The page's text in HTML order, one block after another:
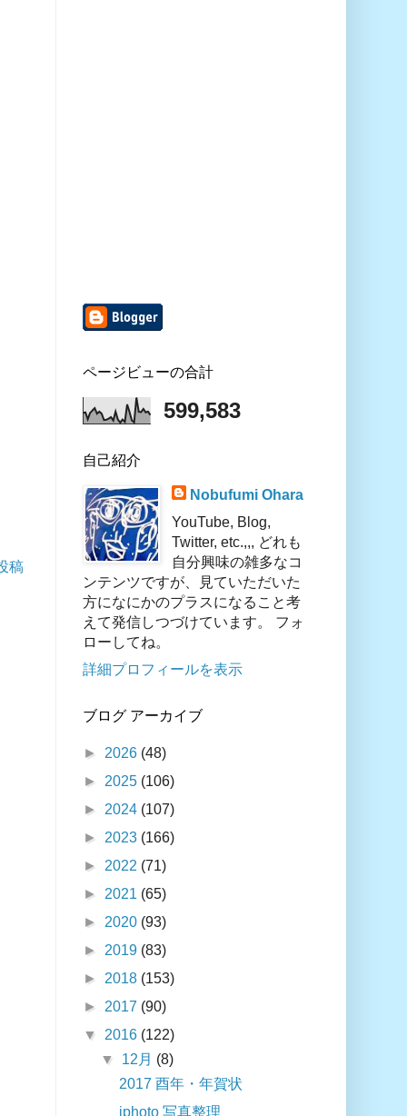
稿
ページビューの合計
599,583
自己紹介
Nobufumi Ohara
YouTube, Blog,
Twitter, etc.,,, どれも
自分興味の雑多なコ
ンテンツですが、見ていただいた
方になにかのプラスになること考
えて発信しつづけています。 フォ
ローしてね。
詳細プロフィールを表示
ブログ アーカイブ
► 2026 (48)
► 2025 (106)
► 2024 (107)
► 2023 (166)
► 2022 (71)
► 2021 (65)
► 2020 (93)
► 2019 (83)
► 2018 (153)
► 2017 (90)
▼ 2016 (122)
▼ 12月 (8)
2017 酉年・年賀状
iphoto 写真整理